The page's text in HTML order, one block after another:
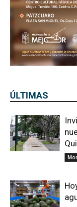
ÚLTIMAS